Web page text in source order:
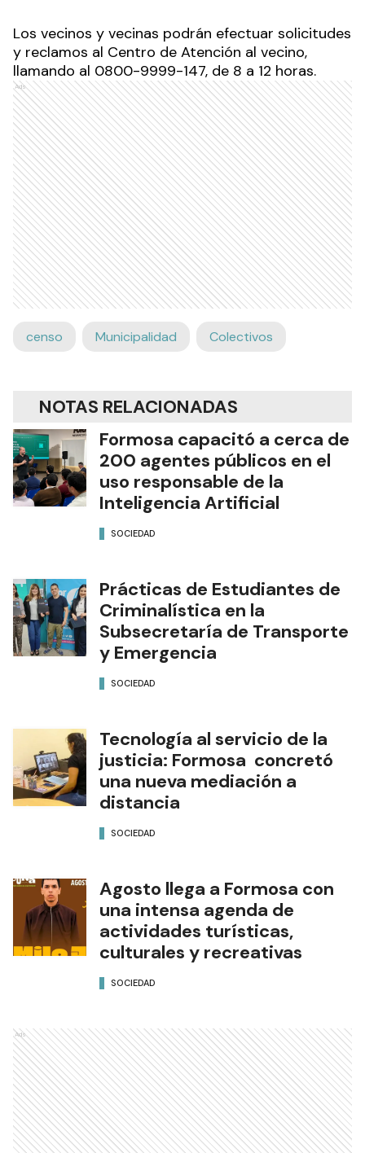
Los vecinos y vecinas podrán efectuar solicitudes
y reclamos al Centro de Atención al vecino,
llamando al 0800-9999-147, de 8 a 12 horas.
Ads
censo Municipalidad Colectivos
NOTAS RELACIONADAS
Formosa capacitó a cerca de
200 agentes públicos en el
uso responsable de la
Inteligencia Artificial
SOCIEDAD
Prácticas de Estudiantes de
Criminalística en la
Subsecretaría de Transporte
y Emergencia
SOCIEDAD
Tecnología al servicio de la
justicia: Formosa concretó
una nueva mediación a
distancia
SOCIEDAD
Agosto llega a Formosa con
una intensa agenda de
actividades turísticas,
culturales y recreativas
SOCIEDAD
Ads